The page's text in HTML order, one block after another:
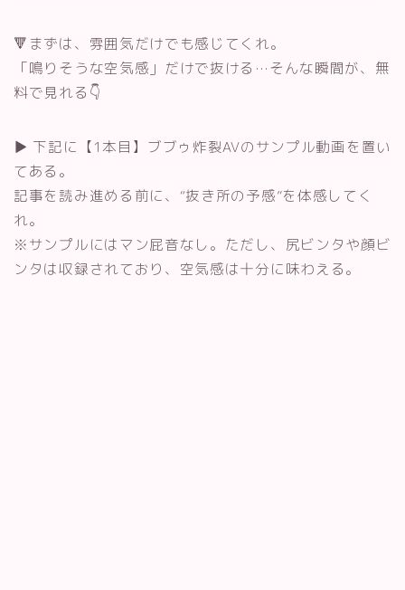
🔻まずは、雰囲気だけでも感じてくれ。
「鳴りそうな空気感」だけで抜ける…そんな瞬間が、無
料で見れる👇
▶︎ 下記に【1本目】ブブゥ炸裂AVのサンプル動画を置い
てある。
記事を読み進める前に、“抜き所の予感”を体感してく
れ。
※サンプルにはマン屁音なし。ただし、尻ビンタや顔ビ
ンタは収録されており、空気感は十分に味わえる。